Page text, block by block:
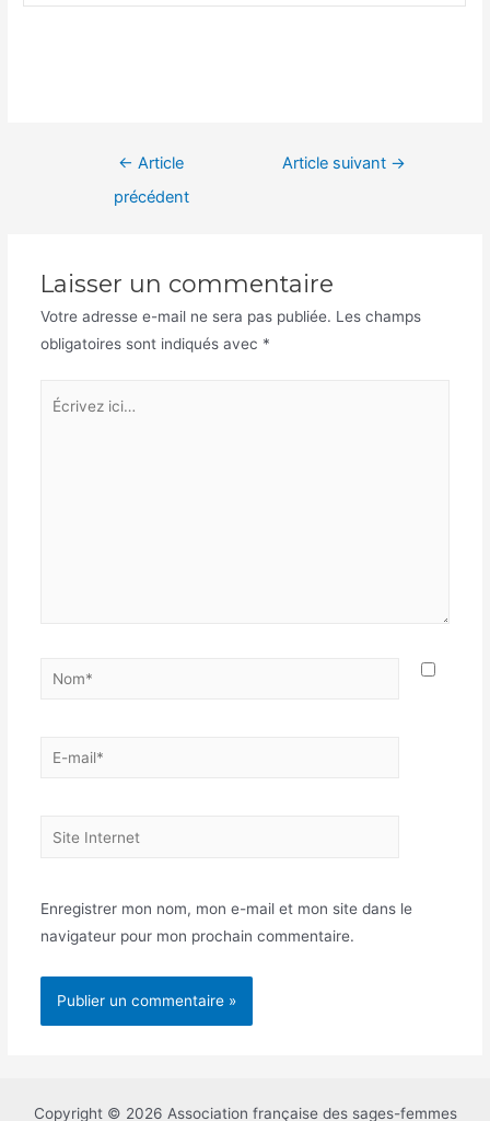
Navigation← Article
précédent
Article suivant →
Laisser un commentaire
Votre adresse e-mail ne sera pas publiée. Les champs
obligatoires sont indiqués avec *
Écrivez
Nom*
E-
Site
Enregistrer mon nom, mon e-mail et mon site dans le
navigateur pour mon prochain commentaire.
Copyright © 2026 Association française des sages-femmes